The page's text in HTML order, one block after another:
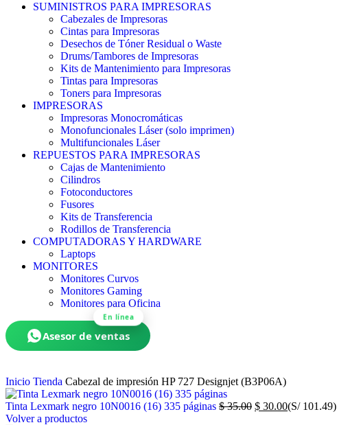
SUMINISTROS PARA IMPRESORAS
Cabezales de Impresoras
Cintas para Impresoras
Desechos de Tóner Residual o Waste
Drums/Tambores de Impresoras
Kits de Mantenimiento para Impresoras
Tintas para Impresoras
Toners para Impresoras
IMPRESORAS
Impresoras Monocromáticas
Monofuncionales Láser (solo imprimen)
Multifuncionales Láser
REPUESTOS PARA IMPRESORAS
Cajas de Mantenimiento
Cilindros
Fotoconductores
Fusores
Kits de Transferencia
Rodillos de Transferencia
COMPUTADORAS Y HARDWARE
Laptops
MONITORES
Monitores Curvos
Monitores Gaming
Monitores para Oficina
En línea
Asesor de ventas
Inicio Tienda Cabezal de impresión HP 727 Designjet (B3P06A)
Tinta Lexmark negro 10N0016 (16) 335 páginas $35.00 $ 30.00(S/ 101.49)
Volver a productos